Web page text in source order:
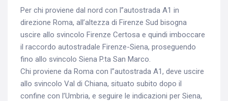
Per chi proviene dal nord con l”autostrada A1 in
direzione Roma, all’altezza di Firenze Sud bisogna
uscire allo svincolo Firenze Certosa e quindi imboccare
il raccordo autostradale Firenze-Siena, proseguendo
fino allo svincolo Siena P.ta San Marco.
Chi proviene da Roma con l”autostrada A1, deve uscire
allo svincolo Val di Chiana, situato subito dopo il
confine con l’Umbria, e seguire le indicazioni per Siena,